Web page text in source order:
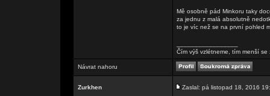
Mě osobně pád Minkoru taky
za jednu z malá absolutně
to je víc než se na první pohled
Čím výš vzlétneme, tím menší
Návrat nahoru
Zurkhen Zaslal: pá listopad 18, 2016